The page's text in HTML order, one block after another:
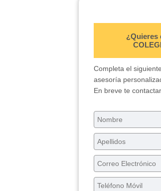
¿Quieres
Completa el
asesoría
En breve te